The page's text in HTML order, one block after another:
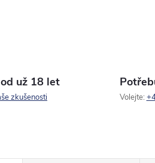
už 18 let
zkušenosti Volejte: